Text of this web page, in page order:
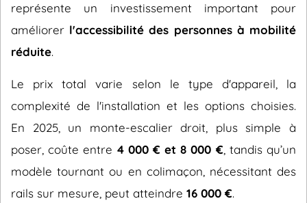
représente un investissement important pour
améliorer l'accessibilité des personnes à mobilité
réduite.
Le prix total varie selon le type d'appareil, la
complexité de l'installation et les options choisies.
En 2025, un monte-escalier droit, plus simple à
poser, coûte entre 4 000 € et 8 000 € , tandis qu’un
modèle tournant ou en colimaçon, nécessitant des
rails sur mesure, peut atteindre 16 000 €.